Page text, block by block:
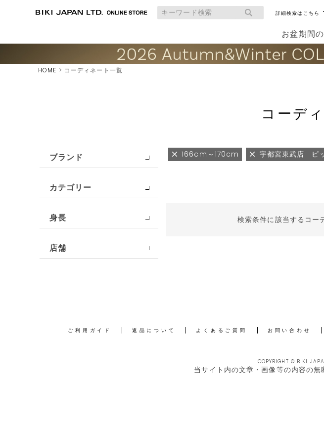
詳細検索はこちら
お盆期間
HOME コーディネート一覧
コーデ
ブランド
カテゴリー
身長
店舗
166cm～170cm 宇都宮東武店 ピ
検索条件に該当するコー
ご利用ガイド 返品について よくあるご質問 お問い合わせ
COPYRIGHT © BIKI
当サイト内の文章・画像等の内容の無